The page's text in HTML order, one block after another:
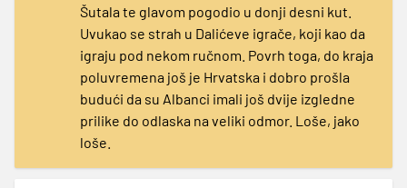
Šutala te glavom pogodio u donji desni kut.
Uvukao se strah u Dalićeve igrače, koji kao da
igraju pod nekom ručnom. Povrh toga, do kraja
poluvremena još je Hrvatska i dobro prošla
budući da su Albanci imali još dvije izgledne
prilike do odlaska na veliki odmor. Loše, jako
loše.